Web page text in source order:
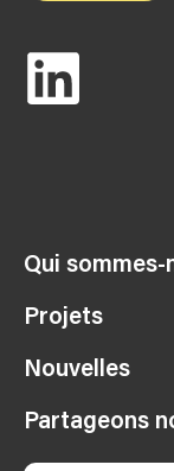
Qui sommes-
Projets
Nouvelles
Partageons